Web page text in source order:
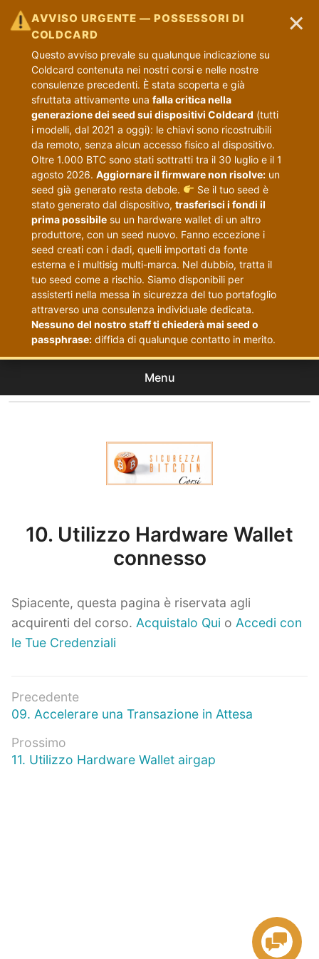
AVVISO URGENTE — POSSESSORI DI
COLDCARD
Questo avviso prevale su qualunque indicazione su
Coldcard contenuta nei nostri corsi e nelle nostre
consulenze precedenti. È stata scoperta e già
sfruttata attivamente una falla critica nella
generazione dei seed sui dispositivi Coldcard (tutti
i modelli, dal 2021 a oggi): le chiavi sono ricostruibili
da remoto, senza alcun accesso fisico al dispositivo.
Oltre 1.000 BTC sono stati sottratti tra il 30 luglio e il 1
agosto 2026. Aggiornare il firmware non risolve:un
seed già generato resta debole.
Se il tuo seed è
stato generato dal dispositivo, trasferisci i fondi il
prima possibilesu un hardware wallet di un altro
produttore, con un seed nuovo. Fanno eccezione i
seed creati con i dadi, quelli importati da fonte
esterna e i multisig multi-marca. Nel dubbio, tratta il
tuo seed come a rischio. Siamo disponibili per
assisterti nella messa in sicurezza del tuo portafoglio
attraverso una consulenza individuale dedicata.
Nessuno del nostro staff ti chiederà mai seed o
passphrase:diffida di qualunque contatto in merito.
×
Menu
10. Utilizzo Hardware Wallet
connesso
Spiacente, questa pagina è riservata agli
acquirenti del corso. Acquistalo Qui o Accedi con
le Tue Credenziali
Navigazione
articoli
Precedente
Articolo
09. Accelerare una Transazione in Attesa
Prossimo
Prossimo
11. Utilizzo Hardware Wallet airgap